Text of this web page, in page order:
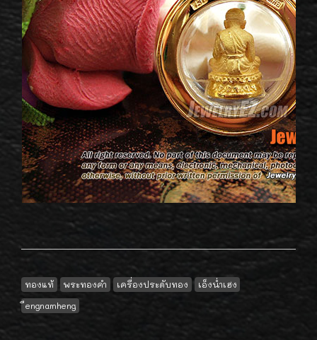
ทองแท้ พระทองคำ เครื่องประดับทอง
เอ็งน่ำเฮง
ืengnamheng